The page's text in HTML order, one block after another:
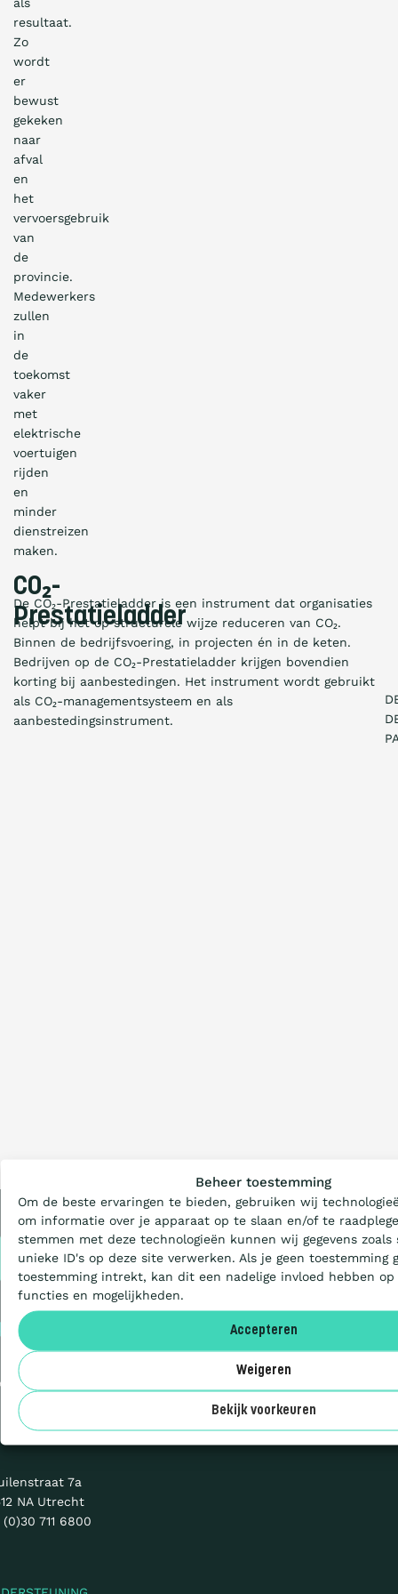
Beheer toestemming
Om de beste ervaringen te bieden, gebruiken wij
om informatie over je apparaat op te slaan en/of te
stemmen met deze technologieën kunnen wij gegevens zoals
unieke ID's op deze site verwerken. Als je geen toestemming
toestemming intrekt, kan dit een nadelige invloed hebben op
functies en mogelijkheden.
Accepteren
Weigeren
Bekijk voorkeuren
resultaat.
Zo
wordt
er
bewust
gekeken
naar
afval
en
het
vervoersgebruik
van
de
provincie.
Medewerkers
zullen
in
de
toekomst
vaker
met
elektrische
voertuigen
rijden
en
minder
dienstreizen
maken.
CO₂-
Prestatieladder
De CO₂-Prestatieladder is een instrument dat organisaties
helpt bij het op structurele wijze reduceren van CO₂.
Binnen de bedrijfsvoering, in projecten én in de keten.
Bedrijven op de CO₂-Prestatieladder krijgen bovendien
korting bij aanbestedingen. Het instrument wordt gebruikt
als CO₂-managementsysteem en als
aanbestedingsinstrument.
initiatief van
7a
NA Utrecht
(0)30 711 6800
© 2026 CO₂-
Prestatieladder
Privacy
Cookies
Sitemap
Certificeren
Aanbesteden
Deelnemers
Over ons